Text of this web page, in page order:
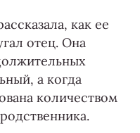
как ее
отец. Она
а когда
количеством